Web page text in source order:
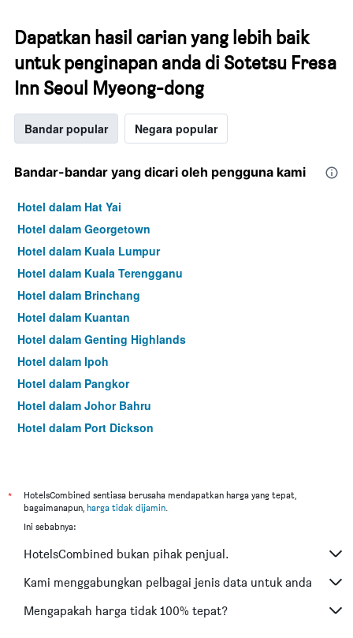
Dapatkan hasil carian yang lebih baik
untuk penginapan anda di Sotetsu Fresa
Inn Seoul Myeong-dong
Bandar popular Negara popular
Bandar-bandar yang dicari oleh pengguna kami
Hotel dalam Hat Yai
Hotel dalam Georgetown
Hotel dalam Kuala Lumpur
Hotel dalam Kuala Terengganu
Hotel dalam Brinchang
Hotel dalam Kuantan
Hotel dalam Genting Highlands
Hotel dalam Ipoh
Hotel dalam Pangkor
Hotel dalam Johor Bahru
Hotel dalam Port Dickson
*
HotelsCombined sentiasa berusaha mendapatkan harga yang tepat,
bagaimanapun, harga tidak dijamin.
Ini sebabnya:
HotelsCombined bukan pihak penjual.
Kami menggabungkan pelbagai jenis data untuk anda
Mengapakah harga tidak 100% tepat?